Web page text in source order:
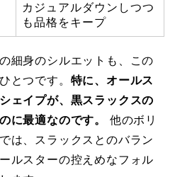
カジュアルダウンしつつ
も品格をキープ
細身のシルエットも、この
とつです。 特に、オールス
ェイプが、黒スラックスの
に最適なのです。
他のボリ
は、スラックスとのバラン
ルスターの控えめなフォル